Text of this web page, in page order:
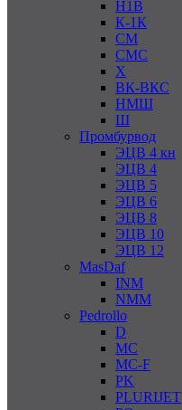
Н1В
К-1К
СМ
СМС
Х
ВК-ВКС
НМШ
Ш
Промбурвод
ЭЦВ 4 кн
ЭЦВ 4
ЭЦВ 5
ЭЦВ 6
ЭЦВ 8
ЭЦВ 10
ЭЦВ 12
MasDaf
INM
NMM
Pedrollo
D
MC
MC-F
PK
PLURIJET